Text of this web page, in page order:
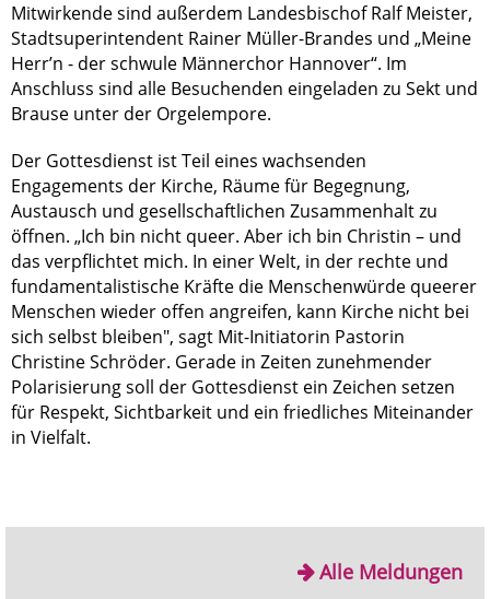
Mitwirkende sind außerdem Landesbischof Ralf Meister,
Stadtsuperintendent Rainer Müller-Brandes und „Meine
Herr’n - der schwule Männerchor Hannover“. Im
Anschluss sind alle Besuchenden eingeladen zu Sekt und
Brause unter der Orgelempore.
Der Gottesdienst ist Teil eines wachsenden
Engagements der Kirche, Räume für Begegnung,
Austausch und gesellschaftlichen Zusammenhalt zu
öffnen. „Ich bin nicht queer. Aber ich bin Christin – und
das verpflichtet mich. In einer Welt, in der rechte und
fundamentalistische Kräfte die Menschenwürde queerer
Menschen wieder offen angreifen, kann Kirche nicht bei
sich selbst bleiben", sagt Mit-Initiatorin Pastorin
Christine Schröder. Gerade in Zeiten zunehmender
Polarisierung soll der Gottesdienst ein Zeichen setzen
für Respekt, Sichtbarkeit und ein friedliches Miteinander
in Vielfalt.
Alle Meldungen